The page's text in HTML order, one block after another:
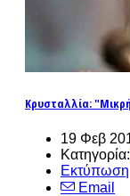
Κρυσταλλία:
19 Φεβ
Κατηγορία:
Εκτύπωση
Email